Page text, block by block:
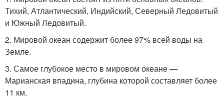
Тихий, Атлантический, Индийский, Северный Ледовитый
и Южный Ледовитый.
2. Мировой океан содержит более 97% всей воды на
Земле.
3. Самое глубокое место в мировом океане —
Марианская впадина, глубина которой составляет более
11 км.